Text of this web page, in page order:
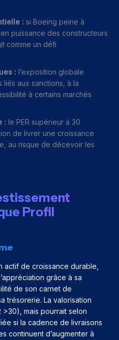
: si Boeing peine à
puissance des constructeurs
comme un défi
: l’exposition globale
liés aux sanctions, à la
à certains marchés
: le PER supérieur à 30
de livrer une croissance
au risque de décevoir les
Profil
actif de croissance durable,
grâce à sa
de son carnet de
trésorerie. La valorisation
mais pourrait selon
si la cadence de livraisons
continuent d’augmenter à